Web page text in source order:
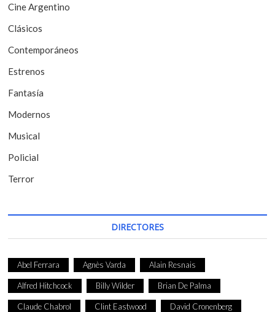
e
e
n
t
r
a
d
a
s
Cine Argentino
Clásicos
Contemporáneos
Estrenos
Fantasía
Modernos
Musical
Policial
Terror
DIRECTORES
Abel Ferrara Agnès Varda Alain Resnais
Alfred Hitchcock Billy Wilder Brian De Palma
Claude Chabrol Clint Eastwood David Cronenberg